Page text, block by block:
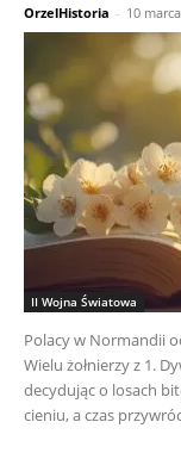
OrzelHistoria - 10
II Wojna Światowa
Polacy w Normandii
Wielu żołnierzy z 1.
decydując o losach
cieniu, a czas